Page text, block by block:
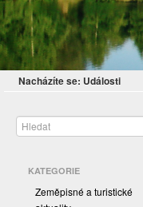
Nacházíte se: Události
KATEGORIE
Zeměpisné a turistické